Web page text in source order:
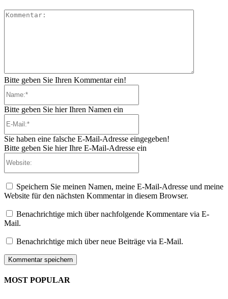
Bitte geben Sie Ihren Kommentar ein!
Bitte geben Sie hier Ihren Namen ein
Sie haben eine falsche E-Mail-Adresse eingegeben!
Bitte geben Sie hier Ihre E-Mail-Adresse ein
Speichern Sie meinen Namen, meine E-Mail-Adresse und meine
Website für den nächsten Kommentar in diesem Browser.
Benachrichtige mich über nachfolgende Kommentare via E-
Mail.
Benachrichtige mich über neue Beiträge via E-Mail.
MOST POPULAR